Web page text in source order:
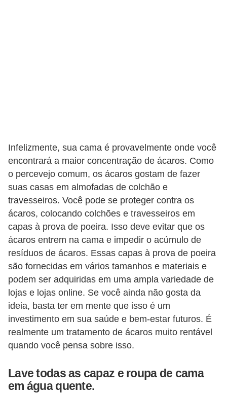
Infelizmente, sua cama é provavelmente onde você
encontrará a maior concentração de ácaros. Como
o percevejo comum, os ácaros gostam de fazer
suas casas em almofadas de colchão e
travesseiros. Você pode se proteger contra os
ácaros, colocando colchões e travesseiros em
capas à prova de poeira. Isso deve evitar que os
ácaros entrem na cama e impedir o acúmulo de
resíduos de ácaros. Essas capas à prova de poeira
são fornecidas em vários tamanhos e materiais e
podem ser adquiridas em uma ampla variedade de
lojas e lojas online. Se você ainda não gosta da
ideia, basta ter em mente que isso é um
investimento em sua saúde e bem-estar futuros. É
realmente um tratamento de ácaros muito rentável
quando você pensa sobre isso.
Lave todas as capaz e roupa de cama
em água quente.